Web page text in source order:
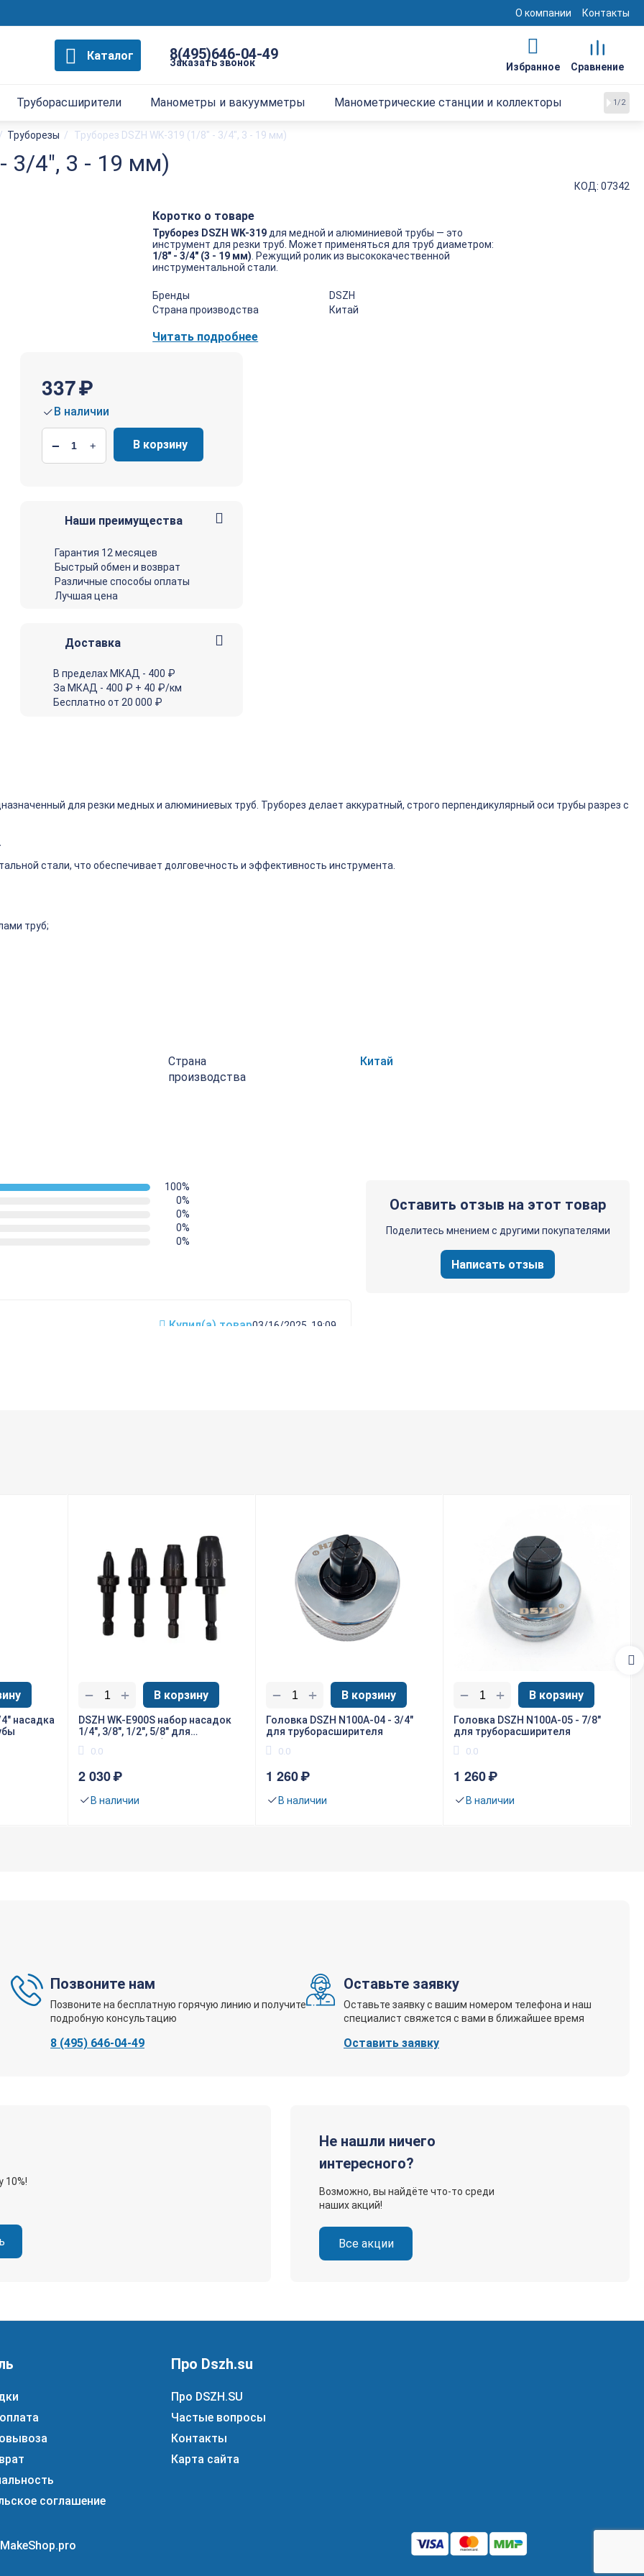
О компании Контакты
Каталог 8(495)646-04-49
Заказать звонок
Труборасширители Манометры и вакуумметры Манометрические станции и коллекторы 1/2
/ Труборезы / Труборез DSZH WK-319 (1/8" - 3/4", 3 - 19 мм)
3/4", 3 - 19 мм)
КОД: 07342
Коротко о товаре
Труборез DSZH WK-319 для медной и алюминиевой трубы — это
инструмент для резки труб. Может применяться для труб диаметром:
1/8" - 3/4" (3 - 19 мм) . Режущий ролик из высококачественной
инструментальной стали.
Бренды
DSZH
Страна производства
Китай
Читать подробнее
337₽
В наличии
+
− В корзину
Наши преимущества
Гарантия 12 месяцев
Быстрый обмен и возврат
Различные способы оплаты
Лучшая цена
Доставка
В пределах МКАД - 400 ₽
За МКАД - 400 ₽ + 40 ₽/км
Бесплатно от 20 000 ₽
для резки медных и алюминиевых труб. Труборез делает аккуратный, строго перпендикулярный оси трубы разрез с
стали, что обеспечивает долговечность и эффективность инструмента.
труб;
Страна
производства
Китай
100%
0%
0%
0%
0%
Купил(а) товар03/16/2025, 19:09
01/27/2025, 10:31
0
0
0
Оставить отзыв на этот товар
Поделитесь мнением с другими покупателями
Написать отзыв
4" насадка
DSZH WK-E900S набор насадок
1/4", 3/8", 1/2", 5/8" для
0.0
В наличии
2 030₽
В корзину
+
−
Головка DSZH N100A-04 - 3/4"
для труборасширителя
0.0
В наличии
1 260₽
В корзину
+
−
Головка DSZH N100A-05 - 7/8"
для труборасширителя
0.0
В наличии
1 260₽
В корзину
+
−
Позвоните нам
Позвоните на бесплатную горячую линию и получите
подробную консультацию
8 (495) 646-04-49
Оставьте заявку
Оставьте заявку с вашим номером телефона и наш
специалист свяжется с вами в ближайшее время
Оставить заявку
10%!
Не нашли ничего
интересного?
Возможно, вы найдёте что-то среди
наших акций!
Все акции
соглашение
Про Dszh.su
Про DSZH.SU
Частые вопросы
Контакты
Карта сайта